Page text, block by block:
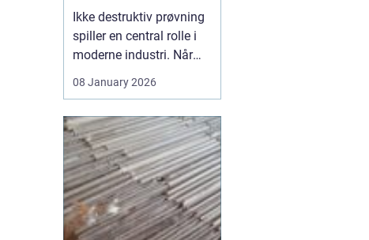
sikkerhed er
afgørende
Ikke destruktiv prøvning
spiller en central rolle i
moderne industri. Når
udstyr, tanke eller
kontrolleres, skal det ske
uden at ødelægge
emnet. Her kommerN...
08 January 2026